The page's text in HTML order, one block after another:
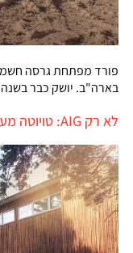
פורד מפתחת גרסה
בארה"ב. יושק כבר בשנה
לא רק AIG: טויוטה מעניקה הנחות לנהגים טובים